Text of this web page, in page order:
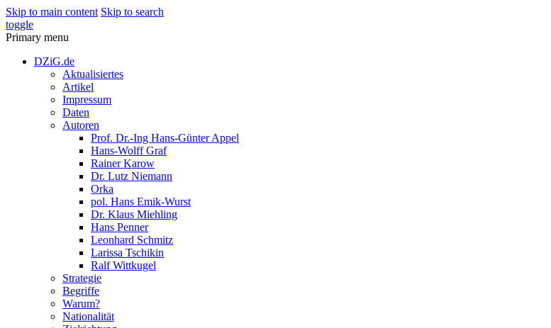
Skip to main content Skip to search
toggle
Primary menu
DZiG.de
Aktualisiertes
Artikel
Impressum
Daten
Autoren
Prof. Dr.-Ing Hans-Günter Appel
Hans-Wolff Graf
Rainer Karow
Dr. Lutz Niemann
Orka
pol. Hans Emik-Wurst
Dr. Klaus Miehling
Hans Penner
Leonhard Schmitz
Larissa Tschikin
Ralf Wittkugel
Strategie
Begriffe
Warum?
Nationalität